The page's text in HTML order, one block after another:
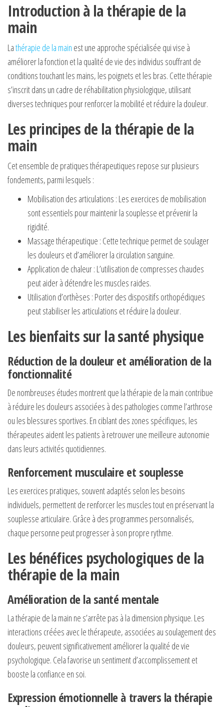
Introduction à la thérapie de la
main
Lathérapie de la main est une approche spécialisée qui vise à
améliorer la fonction et la qualité de vie des individus souffrant de
conditions touchant les mains, les poignets et les bras. Cette thérapie
s’inscrit dans un cadre de réhabilitation physiologique, utilisant
diverses techniques pour renforcer la mobilité et réduire la douleur.
Les principes de la thérapie de la
main
Cet ensemble de pratiques thérapeutiques repose sur plusieurs
fondements, parmi lesquels :
Mobilisation des articulations : Les exercices de mobilisation
sont essentiels pour maintenir la souplesse et prévenir la
rigidité.
Massage thérapeutique : Cette technique permet de soulager
les douleurs et d’améliorer la circulation sanguine.
Application de chaleur : L’utilisation de compresses chaudes
peut aider à détendre les muscles raides.
Utilisation d’orthèses : Porter des dispositifs orthopédiques
peut stabiliser les articulations et réduire la douleur.
Les bienfaits sur la santé physique
Réduction de la douleur et amélioration de la
fonctionnalité
De nombreuses études montrent que la thérapie de la main contribue
à réduire les douleurs associées à des pathologies comme l’arthrose
ou les blessures sportives. En ciblant des zones spécifiques, les
thérapeutes aident les patients à retrouver une meilleure autonomie
dans leurs activités quotidiennes.
Renforcement musculaire et souplesse
Les exercices pratiques, souvent adaptés selon les besoins
individuels, permettent de renforcer les muscles tout en préservant la
souplesse articulaire. Grâce à des programmes personnalisés,
chaque personne peut progresser à son propre rythme.
Les bénéfices psychologiques de la
thérapie de la main
Amélioration de la santé mentale
La thérapie de la main ne s’arrête pas à la dimension physique. Les
interactions créées avec le thérapeute, associées au soulagement des
douleurs, peuvent significativement améliorer la qualité de vie
psychologique. Cela favorise un sentiment d’accomplissement et
booste la confiance en soi.
Expression émotionnelle à travers la thérapie